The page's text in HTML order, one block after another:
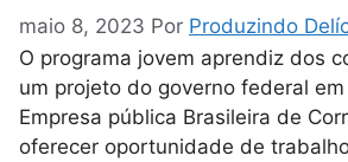
maio 8, 2023 Por Produzindo
O programa jovem aprendiz dos
um projeto do governo federal
Empresa pública Brasileira de
oferecer oportunidade de